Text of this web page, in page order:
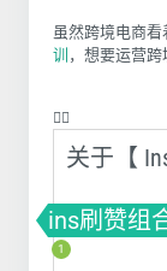
虽然跨境电商
训 ，想要运营跨
❤️‍🔥
关于【
ins刷赞组
1